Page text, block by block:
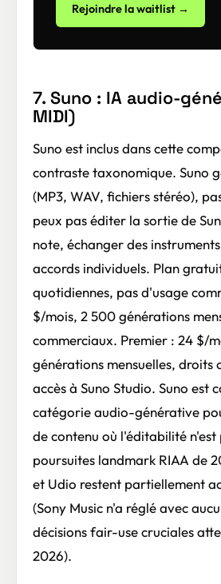
Rejoindre la waitlist →
7. Suno : IA audio-
MIDI)
Suno est inclus dans cette
contraste taxonomique. Suno
(MP3, WAV, fichiers stéréo),
peux pas éditer la sortie de
note, échanger des
accords individuels. Plan
quotidiennes, pas d'usage
$/mois, 2 500 générations
commerciaux. Premier : 24 $/
générations mensuelles, droits
accès à Suno Studio. Suno est
catégorie audio-générative
de contenu où l'éditabilité n'est
poursuites landmark RIAA de
et Udio restent partiellement
(Sony Music n'a réglé avec
décisions fair-use cruciales
2026).